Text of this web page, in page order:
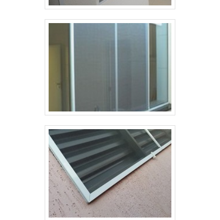
proteção.Para tal sucesso, a empresa investiu
em profissionais competentes e em